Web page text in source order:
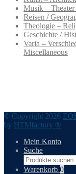
Musik –
Reisen /
Theologie –
Geschichte /
Varia –
Miscellaneous
© Copyright 2026
by HTMfactory ®
Mein Konto
Suche
Suchen
nach:
Warenkorb 0